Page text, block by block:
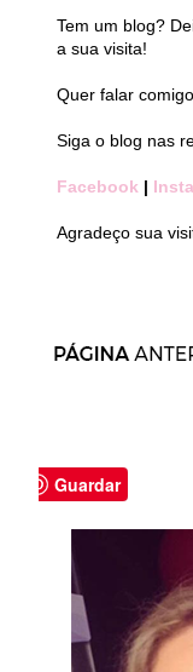
Tem um blog?
a sua visita!
Quer falar
Siga o blog nas
Facebook |
Agradeço sua
Guardar